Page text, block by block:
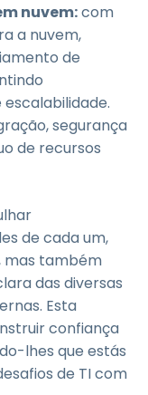
nuvem:com
a nuvem,
de
segurança
de recursos
de cada um,
mas também
das diversas
Esta
confiança
lhes que estás
de TI com